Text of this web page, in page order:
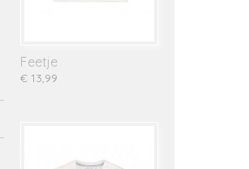
Feetje
€ 13,99